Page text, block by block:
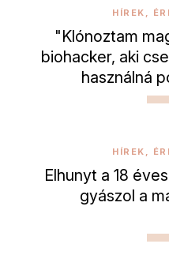
HÍREK,
"Klónoztam
biohacker, aki
használná
HÍREK,
Elhunyt a 18
gyászol a